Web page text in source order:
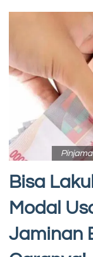
Bisa
Modal
Jaminan